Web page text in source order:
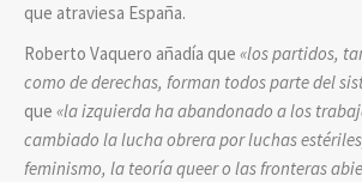
que atraviesa España.
Roberto Vaquero añadía que «los partidos,
como de derechas, forman todos parte del
que «la izquierda ha abandonado a los
cambiado la lucha obrera por luchas
feminismo, la teoría queer o las fronteras